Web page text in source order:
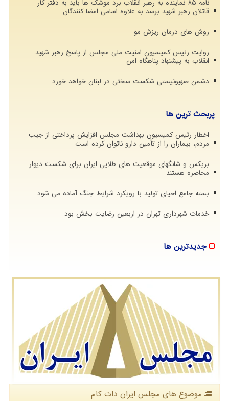
نامه ۸۵ نماینده به رهبر انقلاب برد موشک ها باید به دفتر کار
قاتلان رهبر شهید برسد به علاوه اسامی امضا کنندگان
روش های درمان ریزش مو
روایت رئیس کمیسیون امنیت ملی مجلس از پاسخ رهبر شهید
انقلاب به پیشنهاد پناهگاه امن
دشمن صهیونیستی شکست سختی در لبنان خواهد خورد
پربحث ترین ها
اخطار رئیس کمیسیون بهداشت مجلس افزایش پرداختی از جیب
مردم، بیماران را از تأمین دارو ناتوان کرده است
بریکس و شانگهای موقعیت های طلایی ایران برای شکست دیوار
محاصره هستند
بسته جامع احیای تولید با رویکرد شرایط جنگ آماده می شود
خدمات شهرداری تهران در اربعین رضایت بخش بود
جدیدترین ها
موضوع های مجلس ایران دات كام